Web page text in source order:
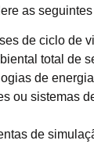
as
de ciclo de
total de
de
ou sistemas
de